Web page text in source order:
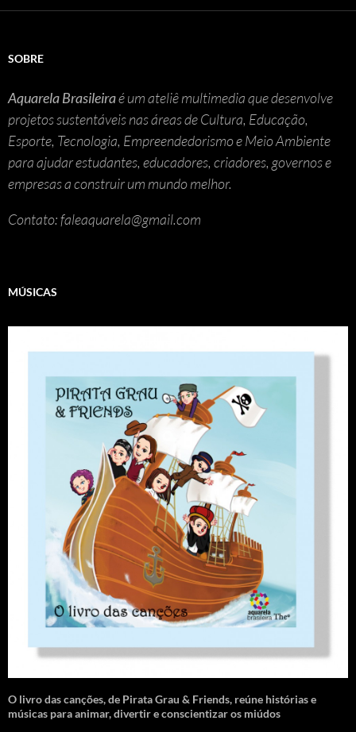
SOBRE
Aquarela Brasileiraé um ateliê multimedia que desenvolve
projetos sustentáveis nas áreas de Cultura, Educação,
Esporte, Tecnologia, Empreendedorismo e Meio Ambiente
para ajudar estudantes, educadores, criadores, governos e
empresas a construir um mundo melhor.
Contato: faleaquarela@gmail.com
MÚSICAS
O livro das canções,de Pirata Grau & Friends, reúne histórias e
músicas para animar, divertir e conscientizar os miúdos